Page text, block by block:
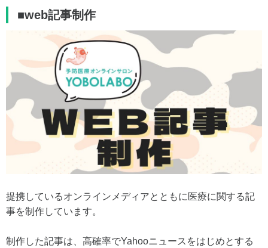
■web記事制作
提携しているオンラインメディアとともに医療に関する記
事を制作しています。
制作した記事は、高確率でYahooニュースをはじめとする